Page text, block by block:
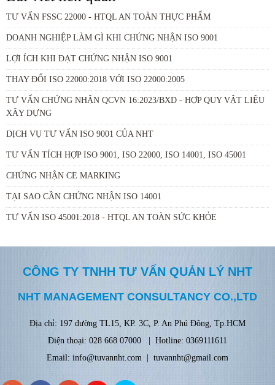
TƯ VẤN FSSC 22000 - HTQL AN TOÀN THỰC PHẨM
DOANH NGHIỆP LÀM GÌ KHI CHỨNG NHẬN ISO 9001
LỢI ÍCH KHI ĐẠT CHỨNG NHẬN ISO 9001
THAY ĐỔI ISO 22000:2018 VỚI ISO 22000:2005
TƯ VẤN CHỨNG NHẬN QCVN 16:2023/BXD - HỢP QUY VẬT LIỆU
XÂY DỰNG
DỊCH VỤ TƯ VẤN ISO 9001 CỦA NHT
TƯ VẤN TÍCH HỢP ISO 9001, ISO 22000, ISO 14001, ISO 45001
CHỨNG NHẬN CE MARKING
TẠI SAO CẦN CHỨNG NHẬN ISO 14001
TƯ VẤN ISO 45001:2018 - HTQL AN TOÀN SỨC KHỎE
CÔNG TY TNHH TƯ VẤN QUẢN LÝ NHT
NHT MANAGEMENT CONSULTANCY CO.,LTD
Địa chỉ: 197 đường TL15, KP. 3C, P. An Phú Đông, Tp.HCM
Điện thoại: 028 668 07000 | Hotline: 0369111611
Email: info@tuvannht.com | tuvannht@gmail.com